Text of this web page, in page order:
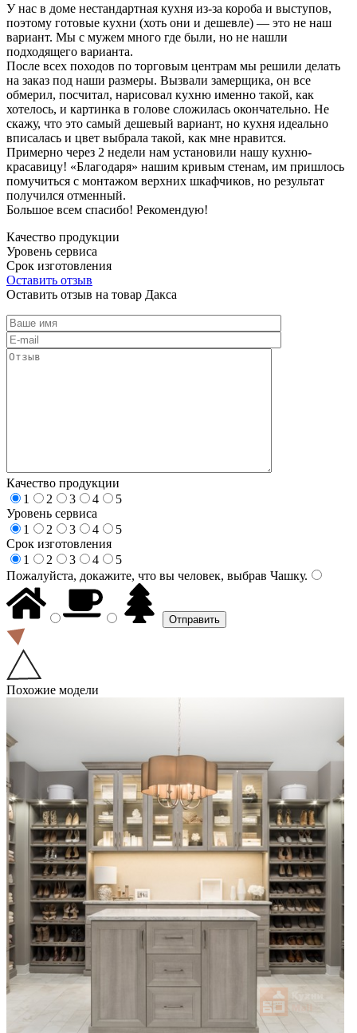
У нас в доме нестандартная кухня из-за короба и выступов,
поэтому готовые кухни (хоть они и дешевле) — это не наш
вариант. Мы с мужем много где были, но не нашли
подходящего варианта.
После всех походов по торговым центрам мы решили делать
на заказ под наши размеры. Вызвали замерщика, он все
обмерил, посчитал, нарисовал кухню именно такой, как
хотелось, и картинка в голове сложилась окончательно. Не
скажу, что это самый дешевый вариант, но кухня идеально
вписалась и цвет выбрала такой, как мне нравится.
Примерно через 2 недели нам установили нашу кухню-
красавицу! «Благодаря» нашим кривым стенам, им пришлось
помучиться с монтажом верхних шкафчиков, но результат
получился отменный.
Большое всем спасибо! Рекомендую!
Качество продукции
Уровень сервиса
Срок изготовления
Оставить отзыв
Оставить отзыв на товар Дакса
Качество продукции
1
2 3 4
5
Уровень сервиса
1
2 3 4
5
Срок изготовления
1
2 3 4
5
Пожалуйста, докажите, что вы человек, выбрав Чашку.
Похожие модели